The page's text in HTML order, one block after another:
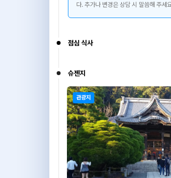
다. 추가나 변경은 상담 시 말씀해 주세
점심 식사
슈젠지
관광지